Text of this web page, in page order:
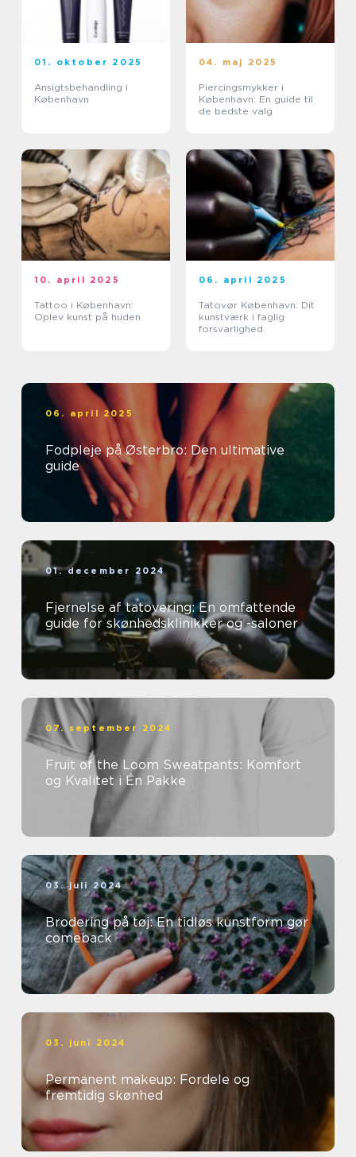
01. oktober 2025
Ansigtsbehandling i
København
04. maj 2025
Piercingsmykker i
København: En guide til
de bedste valg
10. april 2025
Tattoo i København:
Oplev kunst på huden
06. april 2025
Tatovør København: Dit
kunstværk i faglig
forsvarlighed
06. april 2025
Fodpleje på Østerbro: Den ultimative
guide
01. december 2024
Fjernelse af tatovering: En omfattende
guide for skønhedsklinikker og -saloner
07. september 2024
Fruit of the Loom Sweatpants: Komfort
og Kvalitet i Én Pakke
03. juli 2024
Brodering på tøj: En tidløs kunstform gør
comeback
03. juni 2024
Permanent makeup: Fordele og
fremtidig skønhed